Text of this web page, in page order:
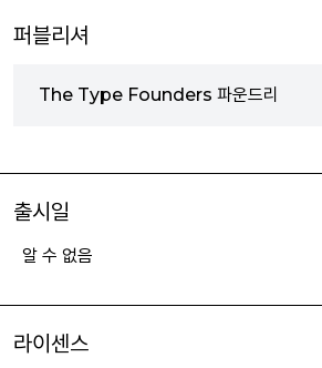
퍼블리셔
The Type Founders 파운드리
출시일
알 수 없음
라이센스